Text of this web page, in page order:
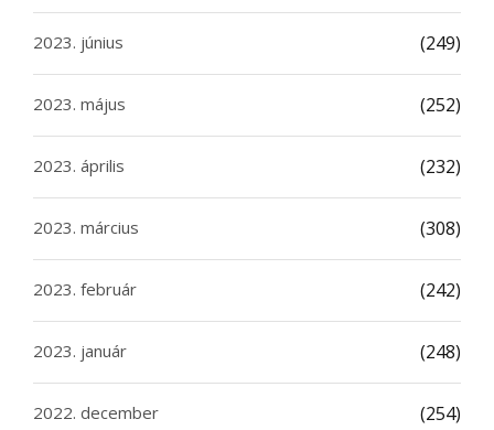
2023. június (249)
2023. május (252)
2023. április (232)
2023. március (308)
2023. február (242)
2023. január (248)
2022. december (254)